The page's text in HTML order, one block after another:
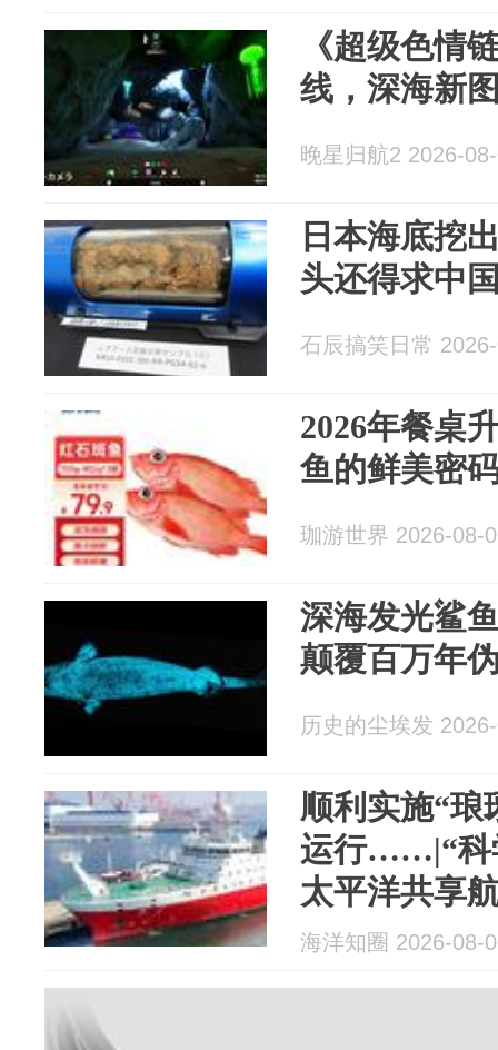
《超级色情
线，深海新
晚星归航2 2026-
日本海底挖
头还得求中
石辰搞笑日常
2026年餐桌
鱼的鲜美密
珈游世界 2026-08-
深海发光鲨
颠覆百万年
历史的尘埃发
顺利实施“琅
运行……|“科
太平洋共享
海洋知圈 2026-08-